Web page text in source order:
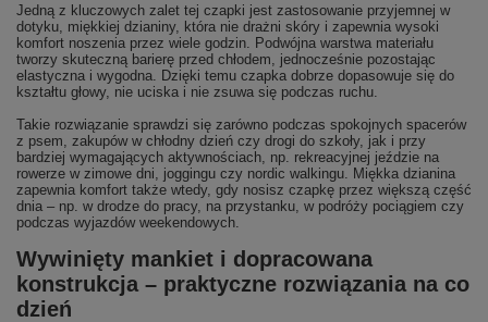
Jedną z kluczowych zalet tej czapki jest zastosowanie przyjemnej w
dotyku, miękkiej dzianiny, która nie drażni skóry i zapewnia wysoki
komfort noszenia przez wiele godzin. Podwójna warstwa materiału
tworzy skuteczną barierę przed chłodem, jednocześnie pozostając
elastyczna i wygodna. Dzięki temu czapka dobrze dopasowuje się do
kształtu głowy, nie uciska i nie zsuwa się podczas ruchu.
Takie rozwiązanie sprawdzi się zarówno podczas spokojnych spacerów
z psem, zakupów w chłodny dzień czy drogi do szkoły, jak i przy
bardziej wymagających aktywnościach, np. rekreacyjnej jeździe na
rowerze w zimowe dni, joggingu czy nordic walkingu. Miękka dzianina
zapewnia komfort także wtedy, gdy nosisz czapkę przez większą część
dnia – np. w drodze do pracy, na przystanku, w podróży pociągiem czy
podczas wyjazdów weekendowych.
Wywinięty mankiet i dopracowana
konstrukcja – praktyczne rozwiązania na co
dzień